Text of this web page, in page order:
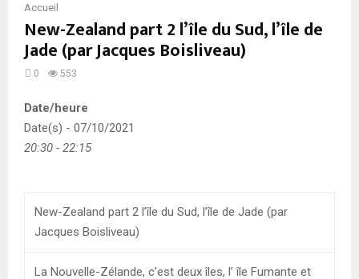
Accueil
New-Zealand part 2 l’île du Sud, l’île de
Jade (par Jacques Boisliveau)
0 553
Date/heure
Date(s) - 07/10/2021
20:30 - 22:15
New-Zealand part 2 l’île du Sud, l’île de Jade (par
Jacques Boisliveau)
La Nouvelle-Zélande, c’est deux îles, l’ île Fumante et